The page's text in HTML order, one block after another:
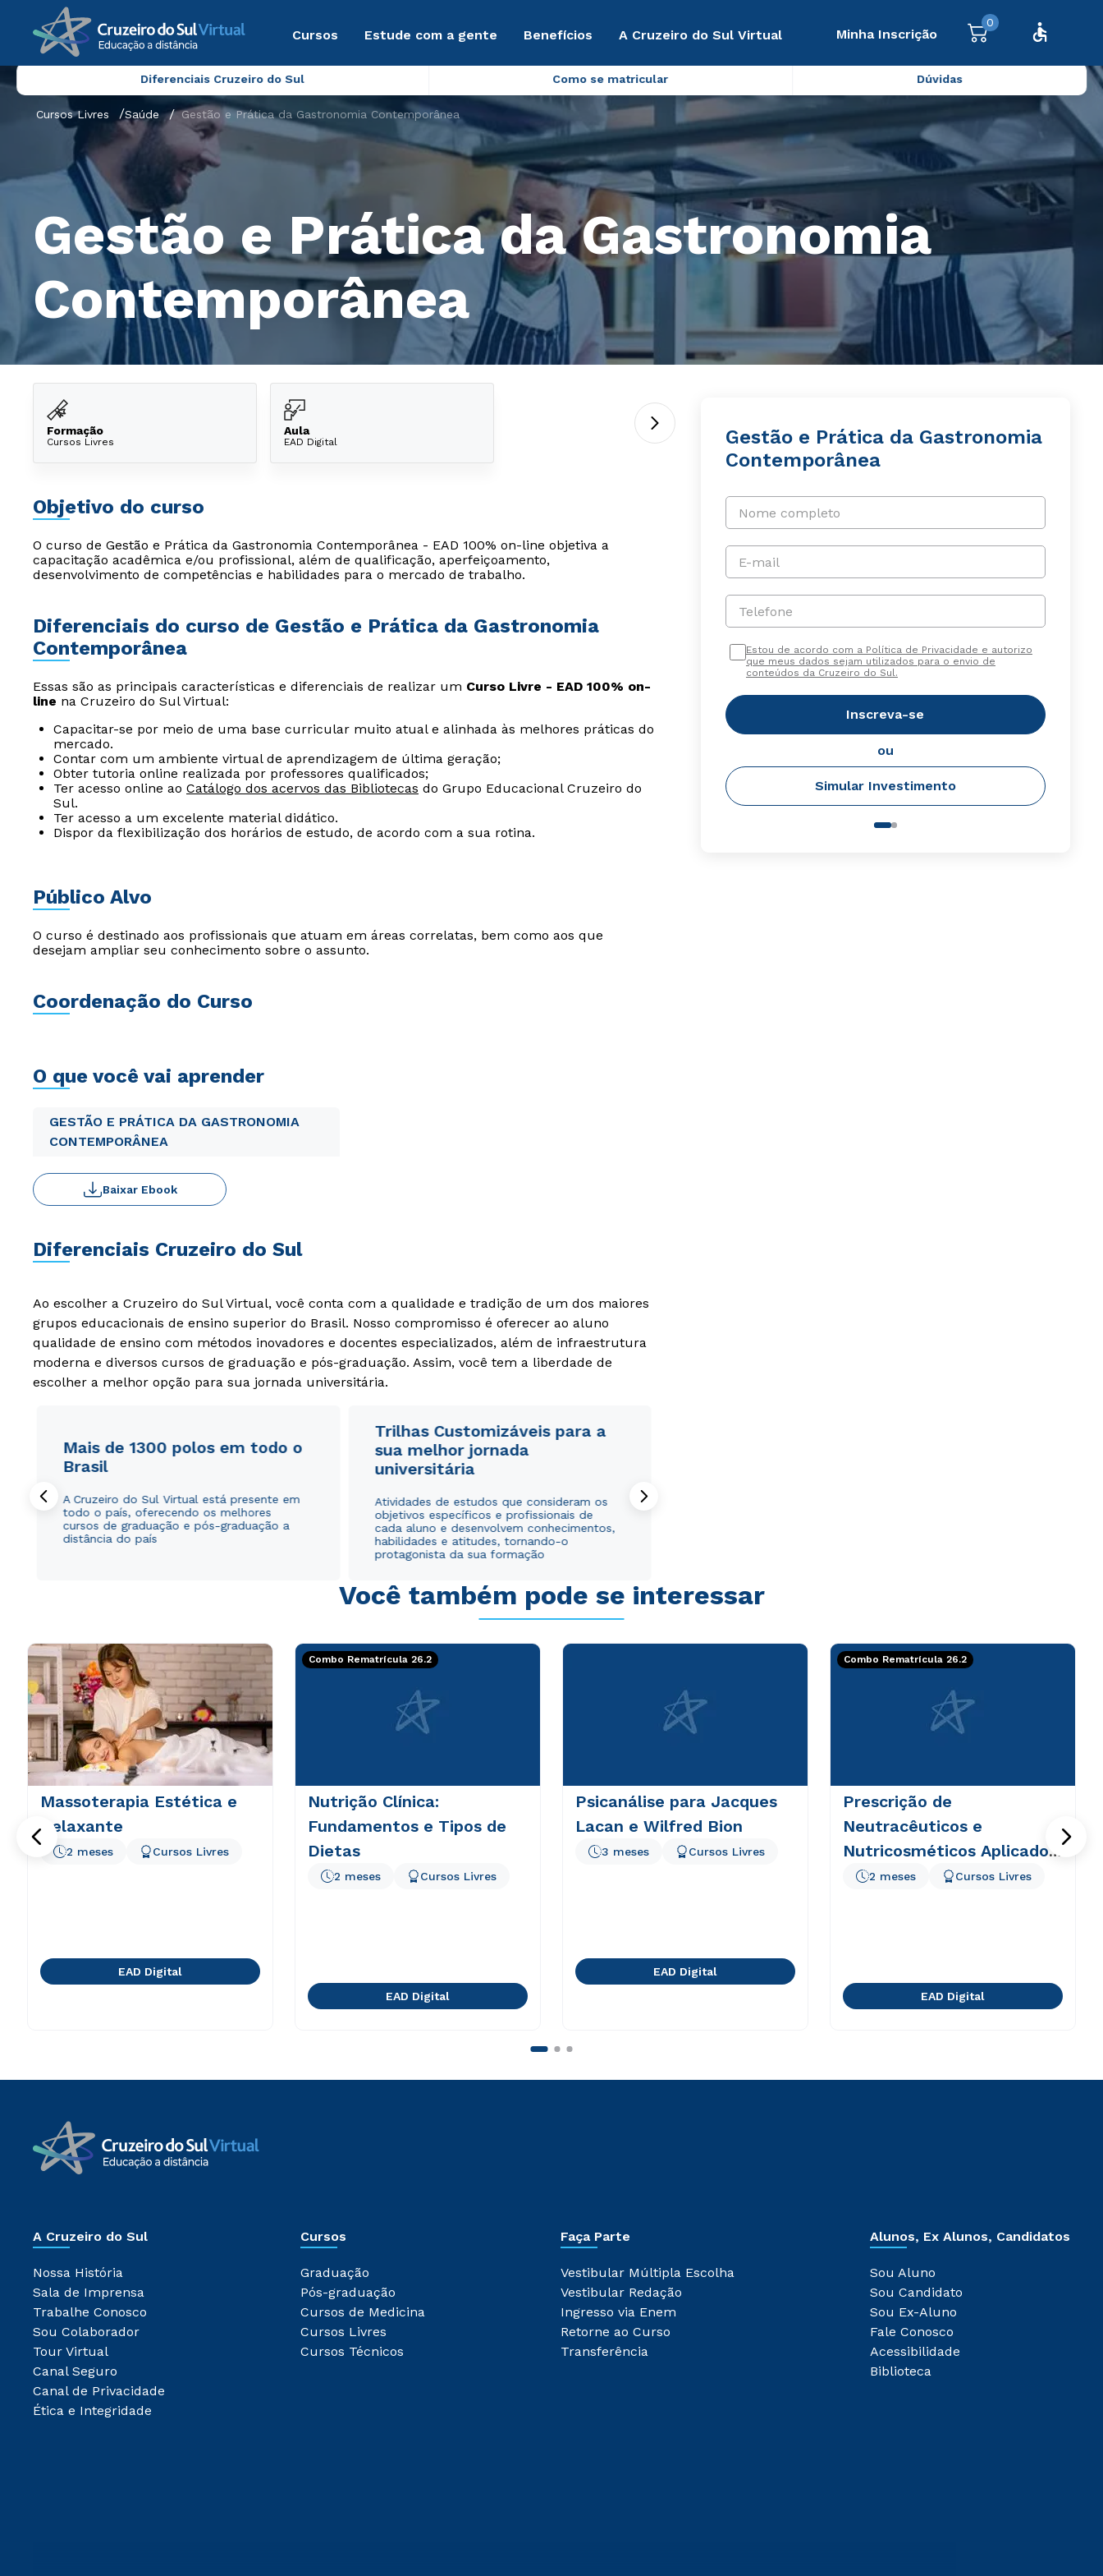
Cursos Estude com a gente Benefícios A Cruzeiro do Sul Virtual Minha Inscrição
0
Diferenciais Cruzeiro do Sul Como se matricular Dúvidas
Cursos Livres Saúde Gestão e Prática da Gastronomia Contemporânea
Gestão e Prática da Gastronomia
Contemporânea
Formação
Cursos Livres
Aula
EAD Digital
Objetivo do curso
O curso de Gestão e Prática da Gastronomia Contemporânea - EAD 100% on-line objetiva a
capacitação acadêmica e/ou profissional, além de qualificação, aperfeiçoamento,
desenvolvimento de competências e habilidades para o mercado de trabalho.
Diferenciais do curso de Gestão e Prática da Gastronomia
Contemporânea
Essas são as principais características e diferenciais de realizar um Curso Livre - EAD 100% on-
line na Cruzeiro do Sul Virtual:
Capacitar-se por meio de uma base curricular muito atual e alinhada às melhores práticas do
mercado.
Contar com um ambiente virtual de aprendizagem de última geração;
Obter tutoria online realizada por professores qualificados;
Ter acesso online ao Catálogo dos acervos das Bibliotecas do Grupo Educacional Cruzeiro do
Sul.
Ter acesso a um excelente material didático.
Dispor da flexibilização dos horários de estudo, de acordo com a sua rotina.
Público Alvo
O curso é destinado aos profissionais que atuam em áreas correlatas, bem como aos que
desejam ampliar seu conhecimento sobre o assunto.
Coordenação do Curso
O que você vai aprender
GESTÃO E PRÁTICA DA GASTRONOMIA
CONTEMPORÂNEA
Baixar Ebook
Diferenciais Cruzeiro do Sul
Ao escolher a Cruzeiro do Sul Virtual, você conta com a qualidade e tradição de um dos maiores
grupos educacionais de ensino superior do Brasil. Nosso compromisso é oferecer ao aluno
qualidade de ensino com métodos inovadores e docentes especializados, além de infraestrutura
moderna e diversos cursos de graduação e pós-graduação. Assim, você tem a liberdade de
escolher a melhor opção para sua jornada universitária.
Mais de 1300 polos em todo o
Brasil
A Cruzeiro do Sul Virtual está presente em
todo o país, oferecendo os melhores
cursos de graduação e pós-graduação a
distância do país
Trilhas Customizáveis para a
sua melhor jornada
universitária
Atividades de estudos que consideram os
objetivos específicos e profissionais de
cada aluno e desenvolvem conhecimentos,
habilidades e atitudes, tornando-o
protagonista da sua formação
Gestão e Prática da Gastronomia
Contemporânea
Nome completo
E-mail
Telefone
Estou de acordo com a Política de Privacidade e autorizo
que meus dados sejam utilizados para o envio de
conteúdos da Cruzeiro do Sul.
Inscreva-se
ou
Simular Investimento
Você também pode se interessar
Massoterapia Estética e
Relaxante
2 meses Cursos Livres
EAD Digital
Combo Rematrícula 26.2
Nutrição Clínica:
Fundamentos e Tipos de
Dietas
2 meses Cursos Livres
EAD Digital
Psicanálise para Jacques
Lacan e Wilfred Bion
3 meses Cursos Livres
EAD Digital
Combo Rematrícula 26.2
Prescrição de
Neutracêuticos e
Nutricosméticos Aplicado
à Estética
2 meses Cursos Livres
EAD Digital
A Cruzeiro do Sul
Nossa História
Sala de Imprensa
Trabalhe Conosco
Sou Colaborador
Tour Virtual
Canal Seguro
Canal de Privacidade
Ética e Integridade
Cursos
Graduação
Pós-graduação
Cursos de Medicina
Cursos Livres
Cursos Técnicos
Faça Parte
Vestibular Múltipla Escolha
Vestibular Redação
Ingresso via Enem
Retorne ao Curso
Transferência
Alunos, Ex Alunos, Candidatos
Sou Aluno
Sou Candidato
Sou Ex-Aluno
Fale Conosco
Acessibilidade
Biblioteca
Rápido e fácil
WhatsApp
Estou de acordo com aPolítica de Privacidade.
autorizo que meus dados sejam utilizados para o
envio de conteúdos da Cruzeiro do Sul.
Rápido e fácil
WhatsApp
Estou de acordo com aPolítica de Privacidade.
autorizo que meus dados sejam utilizados para o
envio de conteúdos da Cruzeiro do Sul.